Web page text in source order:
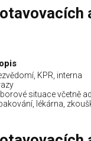
KPR, interna
situace včetně
lékárna,